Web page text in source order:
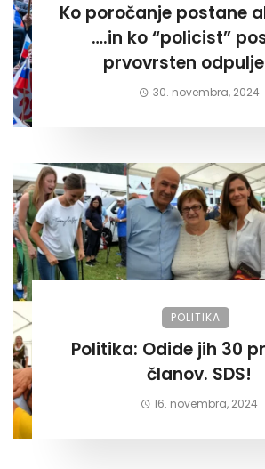
Ko poročanje postane
….in ko “policist” postane
prvovrsten
30. novembra, 2024
POLITIKA
Politika: Odide jih 30 pride 600
članov. SDS!
16. novembra, 2024